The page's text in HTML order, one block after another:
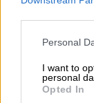
Please note
not limited to
grant or deny
use your data
Personal
I want to
personal
Opted In
από
Ο
Νετανιάχου
βράδυ το